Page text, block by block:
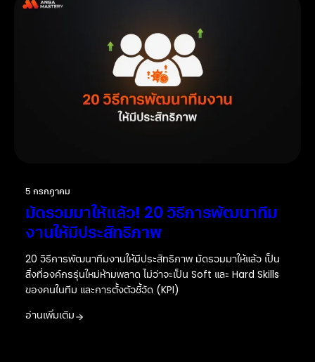
5 กรกฎาคม
มัดรวมมาให้แล้ว! 20 วิธีการพัฒนาทีม
งานให้มีประสิทธิภาพ
20 วิธีการพัฒนาทีมงานให้มีประสิทธิภาพ มัดรวมมาให้แล้ว เป็น
สิ่งที่องค์กรรุ่นใหม่ห้ามพลาด ไม่ว่าจะเป็น Soft และ Hard Skills
ของคนในทีม และการตั้งตัวชี้วัด (KPI)
อ่านเพิ่มเติม